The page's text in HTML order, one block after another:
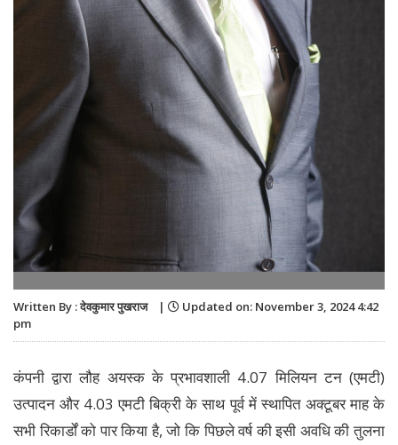
Written By : देवकुमार पुखराज |
Updated on: November 3, 2024 4:42
pm
­कंपनी द्वारा लौह अयस्क के प्रभावशाली 4.07 मिलियन टन (एमटी)
उत्पादन और 4.03 एमटी बिक्री के साथ पूर्व में स्थापित अक्टूबर माह के
सभी रिकार्डों को पार किया है, जो कि पिछले वर्ष की इसी अवधि की तुलना